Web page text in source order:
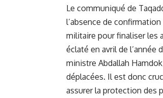
Le ‍communiqué de
l’absence de
militaire pour finaliser les
⁣éclaté en avril de l’année
ministre Abdallah Hamdok
déplacées. Il est​ donc
assurer la⁣ protection des